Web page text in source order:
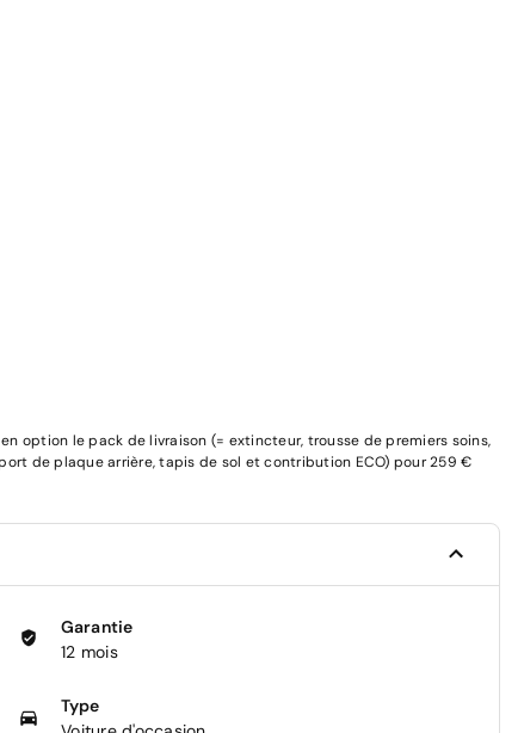
option le pack de livraison (= extincteur, trousse de premiers soins,
de plaque arrière, tapis de sol et contribution ECO) pour 259 €
Garantie
12 mois
Type